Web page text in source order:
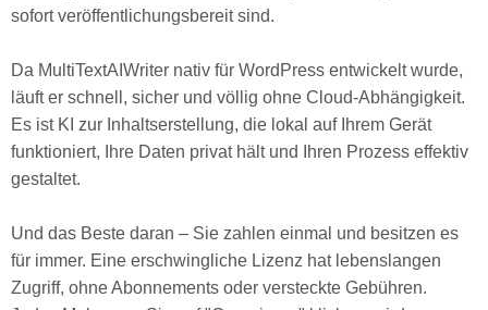
sofort veröffentlichungsbereit sind.
Da MultiTextAIWriter nativ für WordPress entwickelt wurde,
läuft er schnell, sicher und völlig ohne Cloud-Abhängigkeit.
Es ist KI zur Inhaltserstellung, die lokal auf Ihrem Gerät
funktioniert, Ihre Daten privat hält und Ihren Prozess effektiv
gestaltet.
Und das Beste daran – Sie zahlen einmal und besitzen es
für immer. Eine erschwingliche Lizenz hat lebenslangen
Zugriff, ohne Abonnements oder versteckte Gebühren.